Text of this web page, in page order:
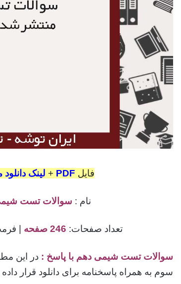
فایل PDF
+ لینک
نام : سوالات تست
تعداد صفحات: 246 صفحه |
سوالات تست شیمی دهم با پاسخ : در این
سوم به همراه پاسخنامه برای دانلود قرار